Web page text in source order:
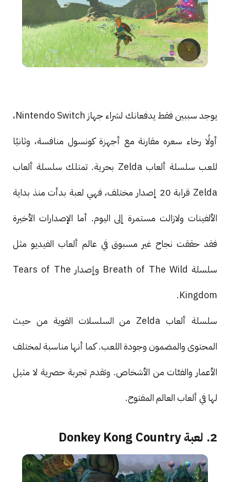
يوجد سببين فقط يدفعانك لشراء جهاز Nintendo Switch،
أولًا رخاء سعره مقارنة مع أجهزة كونسول منافسة، وثانيًا
للعب سلسلة ألعاب Zelda بحرية. تمتلك سلسلة ألعاب
Zelda قرابة 20 إصدار مختلف، فهي لعبة بدأت منذ بداية
الألفينات ولازالت مستمرة إلى اليوم. أما الإصدارات الأخيرة
فقد حققت نجاح غير مسبوق في عالم ألعاب الفيديو مثل
سلسلة Breath of The Wild وإصدار Tears of The
Kingdom.
سلسلة ألعاب Zelda من السلسلات القوية من حيث
المحتوى والمضمون وجودة اللعب. كما أنها مناسبة لمختلف
الأعمار والفئات من الأشخاص. وتقدم تجربة حصرية لا مثيل
لها في ألعاب العالم المفتوح.
2. لعبة Donkey Kong Country